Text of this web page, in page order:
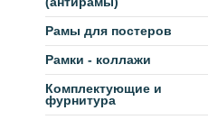
Рамы для постеров
Рамки - коллажи
Комплектующие и
фурнитура